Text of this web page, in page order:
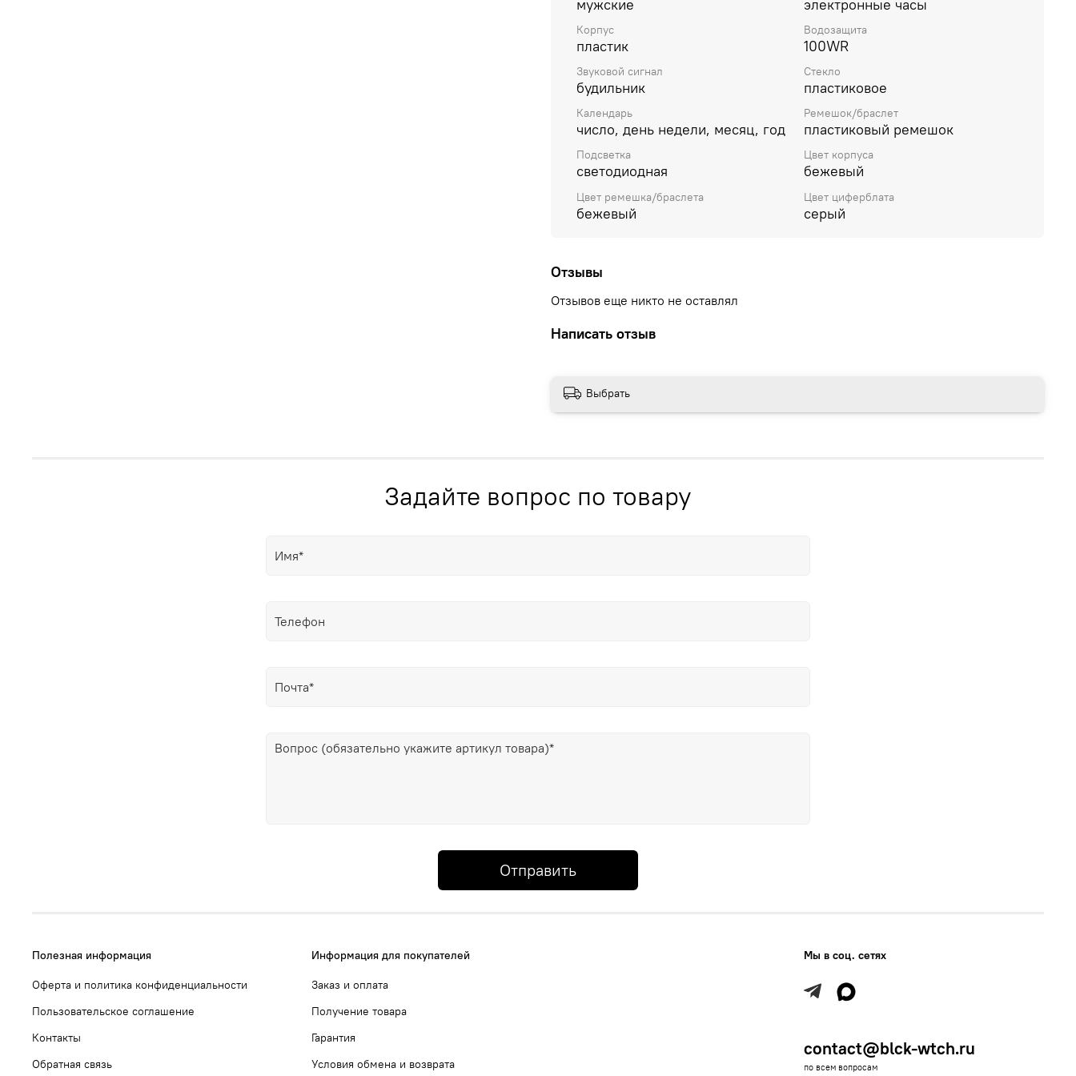
мужские электронные часы
Корпус
пластик
Водозащита
100WR
Звуковой сигнал
будильник
Стекло
пластиковое
Календарь
число, день недели, месяц, год
Ремешок/браслет
пластиковый ремешок
Подсветка
светодиодная
Цвет корпуса
бежевый
Цвет ремешка/браслета
бежевый
Цвет циферблата
серый
Отзывы
Отзывов еще никто не оставлял
Написать отзыв
Выбрать
Задайте вопрос по товару
Отправить
Полезная информация
Оферта и политика конфиденциальности
Пользовательское соглашение
Контакты
Обратная связь
Информация для покупателей
Заказ и оплата
Получение товара
Гарантия
Условия обмена и возврата
Мы в соц. сетях
contact@blck-wtch.ru
по всем вопросам